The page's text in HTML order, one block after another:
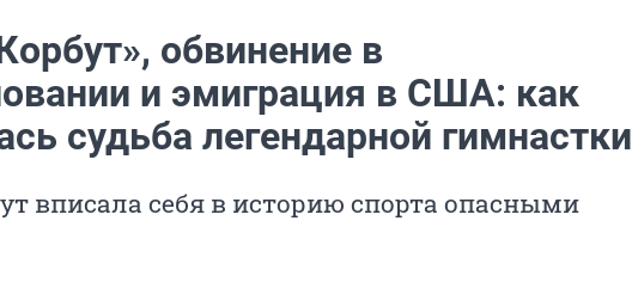
обвинение в
и эмиграция в США: как
судьба легендарной гимнастки
вписала себя в историю спорта опасными